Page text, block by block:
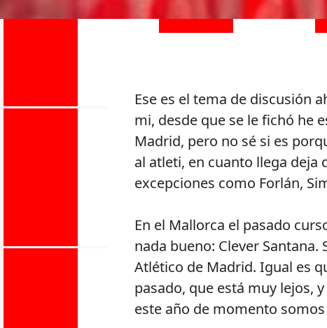
Ese es el tema de discusión
mi, desde que se le fichó he
Madrid, pero no sé si es
al atleti, en cuanto llega deja
excepciones como Forlán,
En el Mallorca el pasado
nada bueno: Clever
Atlético de Madrid. Igual es
pasado, que está muy lejos,
este año de momento